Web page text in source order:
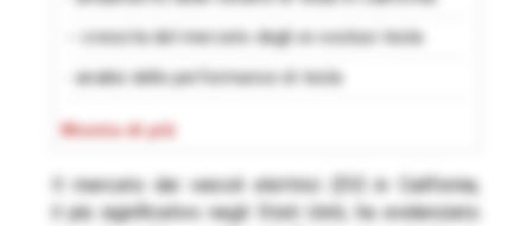
-- crescita del mercato degli ev esclusi tesla
- analisi delle performance di tesla
- prospettive future per il mercato ev in california
-- Correlati
Mostra di più
Il mercato dei veicoli elettrici (EV) in California,
il più significativo negli Stati Uniti, ha evidenziato